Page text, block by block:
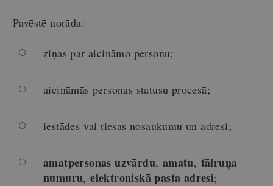
Pavēstē norāda:
ziņas par aicināmo personu;
aicināmās personas statusu procesā;
iestādes vai tiesas nosaukumu un adresi;
amatpersonas uzvārdu, amatu, tālruņa
numuru, elektroniskā pasta adresi;